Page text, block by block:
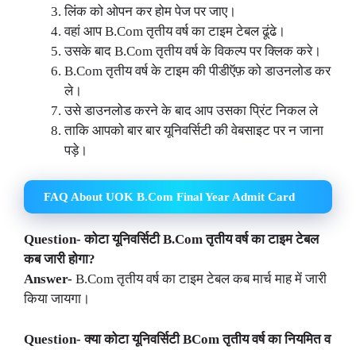
लिंक को ओपन कर होम पेज पर जाए।
वहां आप B.Com तृतीय वर्ष का टाइम टेबल ढूंढे।
उसके बाद B.Com तृतीय वर्ष के विकल्प पर क्लिक करे।
B.Com तृतीय वर्ष के टाइम की पीडीऍफ़ को डाउनलोड कर
ले।
उसे डाउनलोड करने के बाद आप उसका प्रिंट निकल ले
ताकि आपको बार बार यूनिवर्सिटी की वेबसाइट पर न जाना
पड़े।
FAQ About UOK B.Com Final Year Admit Card
Question- कोटा यूनिवर्सिटी B.Com तृतीय वर्ष का टाइम टेबल
कब जारी होगा?
Answer- B.Com तृतीय वर्ष का टाइम टेबल कबमार्च माह में जारी
किया जायगा।
Question- क्या कोटा यूनिवर्सिटी BCom तृतीय वर्ष का नियमित व